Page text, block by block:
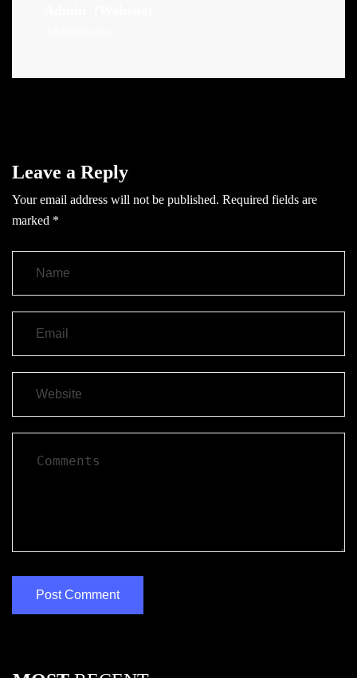
Leave a Reply
Your email address will not be published. Required fields are
marked *